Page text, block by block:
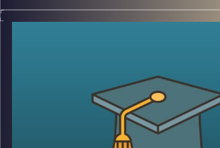
כמה משפיעים עלינו אמצעי
עלינו ללמוד כדי לגדול
הדיגיטלי ולשינויים הרבים
בו? אילו תכונות כדאי
על מנת להשתלב בשוק העבודה